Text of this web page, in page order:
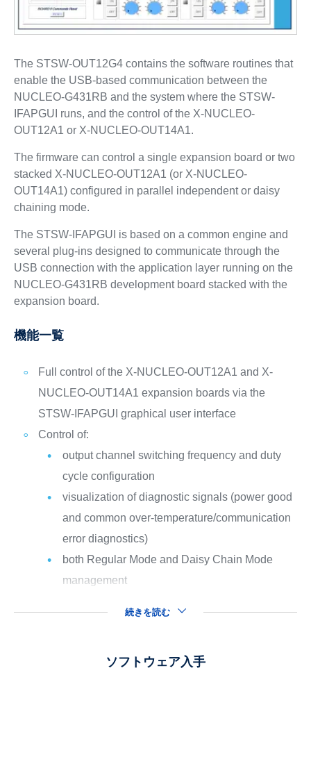
The STSW-OUT12G4 contains the software routines that
enable the USB-based communication between the
NUCLEO-G431RB and the system where the STSW-
IFAPGUI runs, and the control of the X-NUCLEO-
OUT12A1 or X-NUCLEO-OUT14A1.
The firmware can control a single expansion board or two
stacked X-NUCLEO-OUT12A1 (or X-NUCLEO-
OUT14A1) configured in parallel independent or daisy
chaining mode.
The STSW-IFAPGUI is based on a common engine and
several plug-ins designed to communicate through the
USB connection with the application layer running on the
NUCLEO-G431RB development board stacked with the
expansion board.
機能一覧
Full control of the X-NUCLEO-OUT12A1 and X-
NUCLEO-OUT14A1 expansion boards via the
STSW-IFAPGUI graphical user interface
Control of:
output channel switching frequency and duty
cycle configuration
visualization of diagnostic signals (power good
and common over-temperature/communication
error diagnostics)
both Regular Mode and Daisy Chain Mode
management
続きを読む
ソフトウェア入手